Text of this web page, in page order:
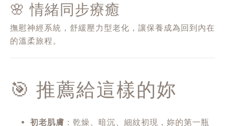
🌸 情緒同步療癒
撫慰神經系統，舒緩壓力型老化，讓保養成為回到內在
的溫柔旅程。
🎯 推薦給這樣的妳
初老肌膚 ：乾燥、暗沉、細紋初現，妳的第一瓶